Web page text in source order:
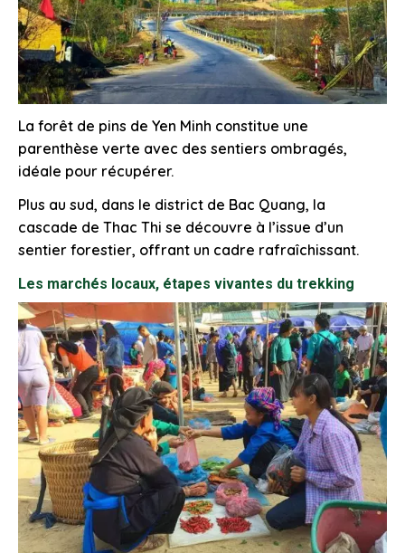
La forêt de pins de Yen Minh constitue une
parenthèse verte avec des sentiers ombragés,
idéale pour récupérer.
Plus au sud, dans le district de Bac Quang, la
cascade de Thac Thi se découvre à l’issue d’un
sentier forestier, offrant un cadre rafraîchissant.
Les marchés locaux, étapes vivantes du trekking